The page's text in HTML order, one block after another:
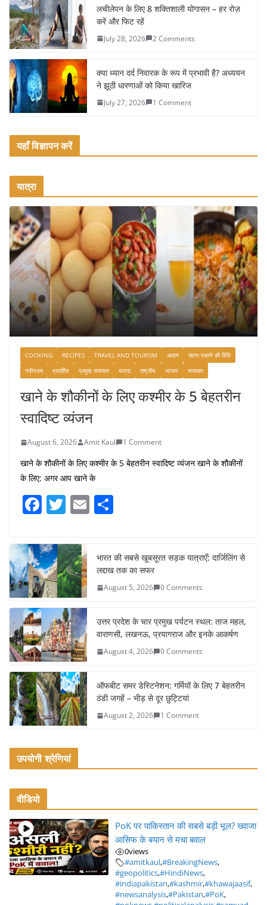
o
k
लचीलेपन के लिए 8 शक्तिशाली योगासन – हर रोज़
करें और फिट रहें
July 28, 2026 2 Comments
क्या ध्यान दर्द निवारक के रूप में प्रभावी है? अध्ययन
ने झूठी धारणाओं को किया खारिज
July 27, 2026 1 Comment
यहाँ विज्ञापन करें
यात्रा
COOKING RECIPES TRAVEL AND TOURISM आहार
खाना पकाने की विधि
नवीनतम
प्रदर्शित प्रमुख समाचार यात्रा राष्ट्रीय व्यंजन समाचार
खाने के शौकीनों के लिए कश्मीर के 5 बेहतरीन
स्वादिष्ट व्यंजन
August 6, 2026 Amit Kaul 1 Comment
खाने के शौकीनों के लिए कश्मीर के 5 बेहतरीन स्वादिष्ट व्यंजन खाने के शौकीनों
के लिए: अगर आप खाने के
F
c
e
b
o
o
k
T
itt
er
E
e
भारत की सबसे खूबसूरत सड़क यात्राएँ: दार्जिलिंग से
लद्दाख तक का सफर
August 5, 2026 0 Comments
उत्तर प्रदेश के चार प्रमुख पर्यटन स्थल: ताज महल,
वाराणसी, लखनऊ, प्रयागराज और इनके आकर्षण
August 4, 2026 0 Comments
ऑफबीट समर डेस्टिनेशन: गर्मियों के लिए 7 बेहतरीन
ठंडी जगहें – भीड़ से दूर छुट्टियां
August 2, 2026 1 Comment
उपयोगी श्रेणियां
वीडियो
PoK पर पाकिस्तान की सबसे बड़ी भूल? ख्वाजा
आसिफ के बयान से मचा बवाल
0views
#amitkaul,#BreakingNews,
#geopolitics,#HindiNews,
#indiapakistan,#kashmir,#khawajaasif,
#newsanalysis,#Pakistan,#PoK,